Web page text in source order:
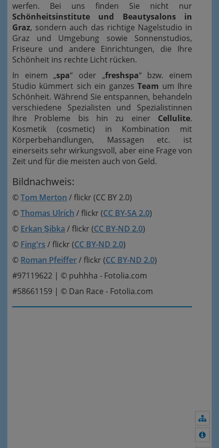
werfen. Bei uns finden Sie nicht nur
Schönheitsinstitute und Beautysalons in
Graz, sondern auch das richtige Nagelstudio in
Graz und Umgebung sowie Sonnenstudios,
Friseure und andere Einrichtungen, die Ihre
Schönheit ins rechte Licht rücken.
In einem „spa“ oder „freshspa“ bzw. einem
Studio kümmert sich ein ganzesTeam um Ihre
Schönheit. Während Sie entspannen, behandeln
verschiedene Spezialisten und Spezialistinnen
Ihre Probleme bis hin zu einer Cellulite.
Kosmetik (cosmetic) in Kombination mit
Körperbehandlungen, Massagen etc. ist
einerseits sehr wirkungsvoll, aber eine Frage von
Zeit und für die meisten auch von Geld.
Bildnachweis:
©Tom Merton / flickr (CC BY 2.0)
©Thomas Ulrich / flickr (CC BY-SA 2.0)
© Erkan Şibka / flickr (CC BY-ND 2.0)
© Fing'rs / flickr (CC BY-ND 2.0)
© Roman Pfeiffer/ flickr (CC BY-ND 2.0)
#97119622 | © puhhha - Fotolia.com
#58661159 | © Dan Race - Fotolia.com